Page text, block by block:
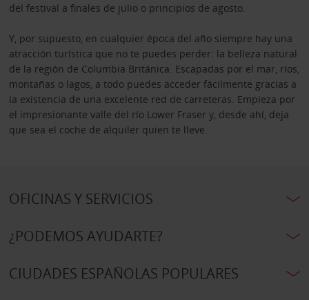
del festival a finales de julio o principios de agosto.
Y, por supuesto, en cualquier época del año siempre hay una
atracción turística que no te puedes perder: la belleza natural
de la región de Columbia Británica. Escapadas por el mar, ríos,
montañas o lagos, a todo puedes acceder fácilmente gracias a
la existencia de una excelente red de carreteras. Empieza por
el impresionante valle del río Lower Fraser y, desde ahí, deja
que sea el coche de alquiler quien te lleve.
OFICINAS Y SERVICIOS
¿PODEMOS AYUDARTE?
CIUDADES ESPAÑOLAS POPULARES